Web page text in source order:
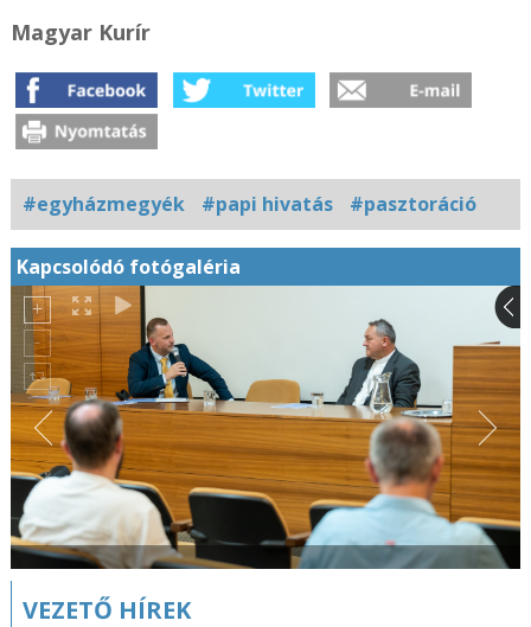
Magyar Kurír
#egyházmegyék #papi hivatás #pasztoráció
Kapcsolódó fotógaléria
VEZETŐ HÍREK